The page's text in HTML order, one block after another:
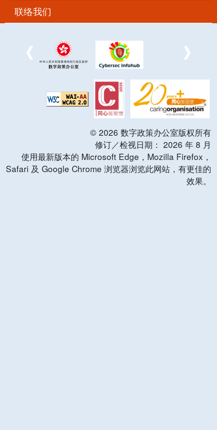
联络我们
© 2026 数字政策办公室版权所有
修订／检视日期： 2026 年 8 月
使用最新版本的 Microsoft Edge，Mozilla Firefox，
Safari 及 Google Chrome 浏览器浏览此网站，有更佳的
效果。